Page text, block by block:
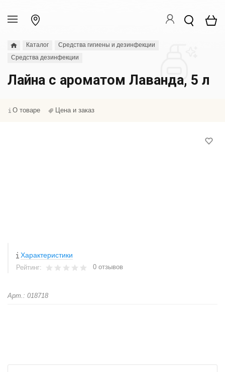
Каталог
Средства гигиены и дезинфекции
Средства дезинфекции
Лайна с ароматом Лаванда, 5 л
О товаре Цена и заказ
Характеристики
Рейтинг: 0 отзывов
Арт.: 018718